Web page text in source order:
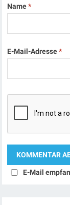
Name*
E-Mail-Adresse*
E-Mail